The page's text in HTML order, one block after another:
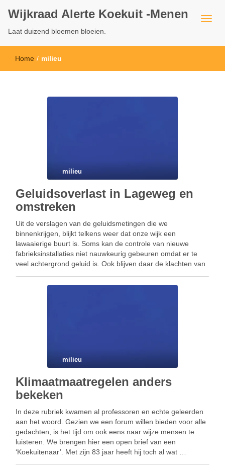
Wijkraad Alerte Koekuit -Menen
Laat duizend bloemen bloeien.
Home / milieu
milieu
Geluidsoverlast in Lageweg en
omstreken
Uit de verslagen van de geluidsmetingen die we
binnenkrijgen, blijkt telkens weer dat onze wijk een
lawaaierige buurt is. Soms kan de controle van nieuwe
fabrieksinstallaties niet nauwkeurig gebeuren omdat er te
veel achtergrond geluid is. Ook blijven daar de klachten van
milieu
Klimaatmaatregelen anders
bekeken
In deze rubriek kwamen al professoren en echte geleerden
aan het woord. Gezien we een forum willen bieden voor alle
gedachten, is het tijd om ook eens naar wijze mensen te
luisteren. We brengen hier een open brief van een
‘Koekuitenaar’. Met zijn 83 jaar heeft hij toch al wat …